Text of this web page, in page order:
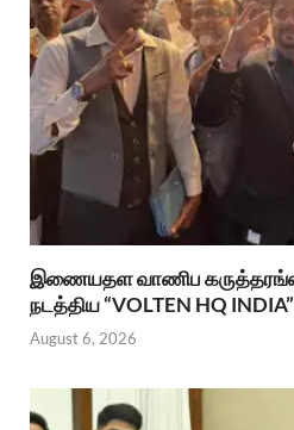
இணையதள வாணிப
நடத்திய “VOLTEN HQ
August 6, 2026